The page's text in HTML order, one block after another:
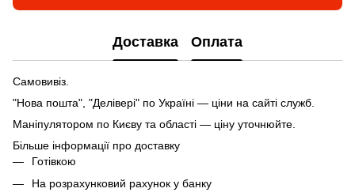
Доставка Оплата
Самовивіз.
"Нова пошта", "Делівері" по Україні — ціни на сайті служб.
Маніпулятором по Києву та області — ціну уточнюйте.
Більше інформації про доставку
Готівкою
На розрахунковий рахунок у банку